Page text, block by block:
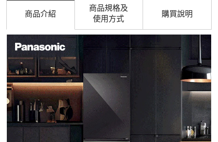
商品介紹
商品規格及
使用方式
購買說明